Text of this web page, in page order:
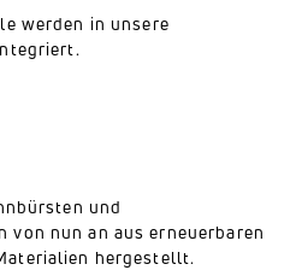
werden in unsere
und
nun an aus erneuerbaren
hergestellt.